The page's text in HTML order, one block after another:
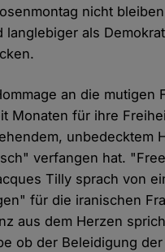
nicht
langlebiger als
an die mutigen
Monaten für ihre
unbedecktem
verfangen hat.
Tilly sprach von
für die iranischen
aus dem Herzen
ob der Beleidigung